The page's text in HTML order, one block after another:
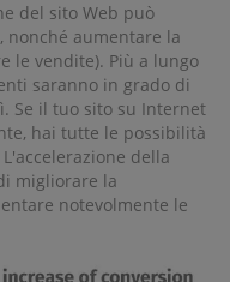
del sito Web può
aumentare la
le vendite). Più a lungo
saranno in grado di
Se il tuo sito su Internet
hai tutte le possibilità
della
migliorare la
notevolmente le